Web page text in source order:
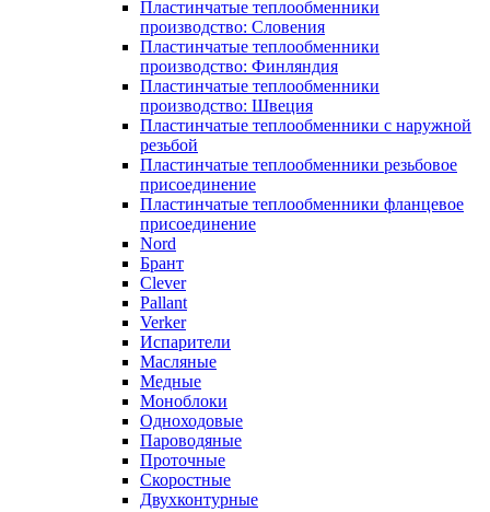
Пластинчатые теплообменники
производство: Словения
Пластинчатые теплообменники
производство: Финляндия
Пластинчатые теплообменники
производство: Швеция
Пластинчатые теплообменники с наружной
резьбой
Пластинчатые теплообменники резьбовое
присоединение
Пластинчатые теплообменники фланцевое
присоединение
Nord
Брант
Clever
Pallant
Verker
Испарители
Масляные
Медные
Моноблоки
Одноходовые
Пароводяные
Проточные
Скоростные
Двухконтурные